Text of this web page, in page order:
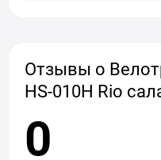
Отзывы о
HS-010H Rio
0